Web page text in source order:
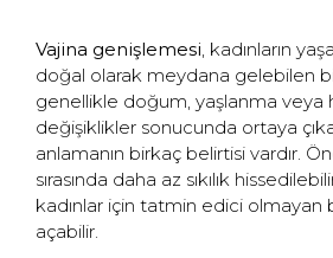
Vajina genişlemesi , kadınların
doğal olarak meydana gelebilen
genellikle doğum, yaşlanma veya
değişiklikler sonucunda ortaya
anlamanın birkaç belirtisi vardır.
sırasında daha az sıkılık
kadınlar için tatmin edici olmayan
açabilir.